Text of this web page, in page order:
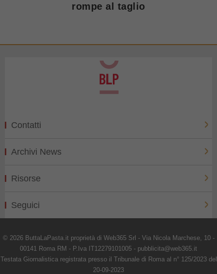
rompe al taglio
Contatti
Archivi News
Risorse
Seguici
© 2026 ButtaLaPasta.it proprietà di Web365 Srl - Via Nicola Marchese, 10 -
00141 Roma RM - P.Iva IT12279101005 - pubblicita@web365.it
Testata Giornalistica registrata presso il Tribunale di Roma al n° 125/2023 del
20-09-2023